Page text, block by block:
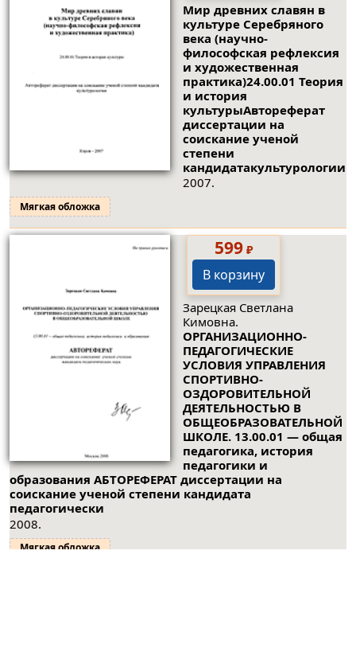
Мир древних славян в
культуре Серебряного
века (научно-
философская рефлексия
и художественная
практика)24.00.01 Теория
и история
культурыАвтореферат
диссертации на
соискание ученой
степени
кандидатакультурологии
2007.
Мягкая обложка
599₽
В корзину
Зарецкая Светлана
Кимовна.
ОРГАНИЗАЦИОННО-
ПЕДАГОГИЧЕСКИЕ
УСЛОВИЯ УПРАВЛЕНИЯ
СПОРТИВНО-
ОЗДОРОВИТЕЛЬНОЙ
ДЕЯТЕЛЬНОСТЬЮ В
ОБЩЕОБРАЗОВАТЕЛЬНОЙ
ШКОЛЕ. 13.00.01 — общая
педагогика, история
педагогики и
образования АБТОРЕФЕРАТ диссертации на
соискание ученой степени кандидата
педагогически
2008.
Мягкая обложка